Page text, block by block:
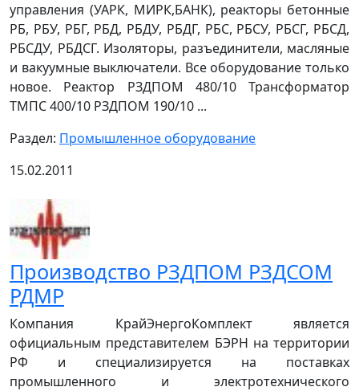
управления (УАРК, МИРК,БАНК), реакторы бетонные
РБ, РБУ, РБГ, РБД, РБДУ, РБДГ, РБС, РБСУ, РБСГ, РБСД,
РБСДУ, РБДСГ. Изоляторы, разъединители, масляные
и вакуумные выключатели. Все оборудование только
новое. Реактор РЗДПОМ 480/10 Трансформатор
ТМПС 400/10 РЗДПОМ 190/10 ...
Раздел: Промышленное оборудование
15.02.2011
Производство РЗДПОМ РЗДСОМ
РДМР
Компания КрайЭнергоКомплект является
официальным представителем БЭРН на территории
РФ и специализируется на поставках
промышленного и электротехнического